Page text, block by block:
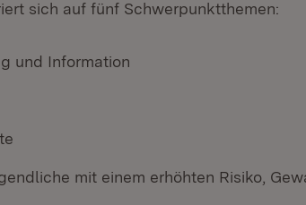
sich auf fünf Schwerpunktthemen:
und Information
mit einem erhöhten Risiko,